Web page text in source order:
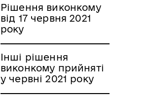
Рішення виконкому
від 17 червня 2021
року
Інші рішення
виконкому прийняті
у червні 2021 року